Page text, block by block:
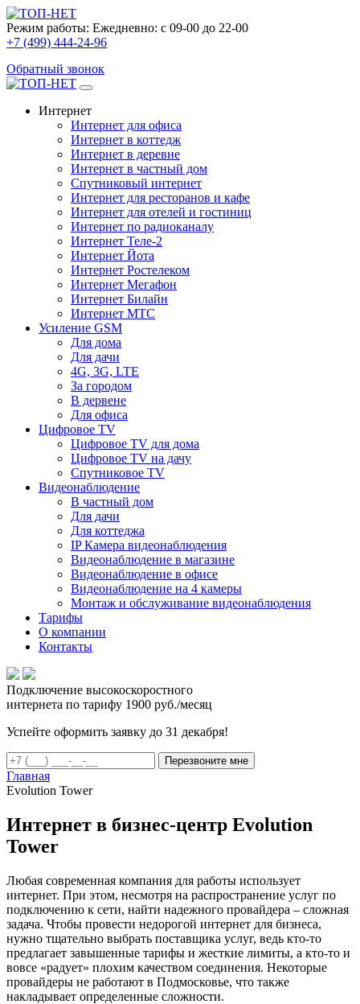
Режим работы: Ежедневно: с 09-00 до 22-00
+7 (499) 444-24-96
Обратный звонок
Интернет
Интернет для офиса
Интернет в коттедж
Интернет в деревне
Интернет в частный дом
Спутниковый интернет
Интернет для ресторанов и кафе
Интернет для отелей и гостиниц
Интернет по радиоканалу
Интернет Теле-2
Интернет Йота
Интернет Ростелеком
Интернет Мегафон
Интернет Билайн
Интернет МТС
Усиление GSM
Для дома
Для дачи
4G, 3G, LTE
За городом
В дервене
Для офиса
Цифровое TV
Цифровое TV для дома
Цифровое TV на дачу
Спутниковое TV
Видеонаблюдение
В частный дом
Для дачи
Для коттеджа
IP Камера видеонаблюдения
Видеонаблюдение в магазине
Видеонаблюдение в офисе
Видеонаблюдение на 4 камеры
Монтаж и обслуживание видеонаблюдения
Тарифы
О компании
Контакты
Подключение высокоскоростного
интернета по тарифу 1900 руб./месяц
Успейте оформить заявку до 31 декабря!
Перезвоните мне
Главная
Evolution Tower
Интернет в бизнес-центр Evolution
Tower
Любая современная компания для работы использует
интернет. При этом, несмотря на распространение услуг по
подключению к сети, найти надежного провайдера – сложная
задача. Чтобы провести недорогой интернет для бизнеса,
нужно тщательно выбрать поставщика услуг, ведь кто-то
предлагает завышенные тарифы и жесткие лимиты, а кто-то и
вовсе «радует» плохим качеством соединения. Некоторые
провайдеры не работают в Подмосковье, что также
накладывает определенные сложности.